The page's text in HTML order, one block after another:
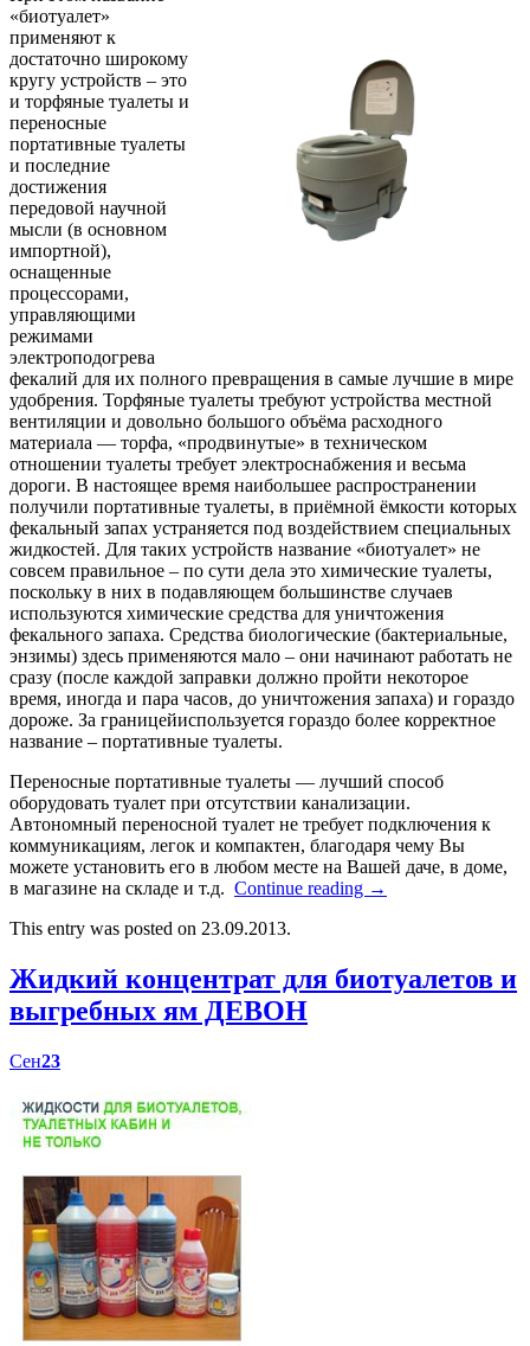
«биотуалет»
применяют к
достаточно широкому
кругу устройств – это
и торфяные туалеты и
переносные
портативные туалеты
и последние
достижения
передовой научной
мысли (в основном
импортной),
оснащенные
процессорами,
управляющими
режимами
электроподогрева
фекалий для их полного превращения в самые лучшие в мире
удобрения. Торфяные туалеты требуют устройства местной
вентиляции и довольно большого объёма расходного
материала — торфа, «продвинутые» в техническом
отношении туалеты требует электроснабжения и весьма
дороги. В настоящее время наибольшее распространении
получили портативные туалеты, в приёмной ёмкости которых
фекальный запах устраняется под воздействием специальных
жидкостей. Для таких устройств название «биотуалет» не
совсем правильное – по сути дела это химические туалеты,
поскольку в них в подавляющем большинстве случаев
используются химические средства для уничтожения
фекального запаха. Средства биологические (бактериальные,
энзимы) здесь применяются мало – они начинают работать не
сразу (после каждой заправки должно пройти некоторое
время, иногда и пара часов, до уничтожения запаха) и гораздо
дороже. За границейиспользуется гораздо более корректное
название – портативные туалеты.
Переносные портативные туалеты — лучший способ
оборудовать туалет при отсутствии канализации.
Автономный переносной туалет не требует подключения к
коммуникациям, легок и компактен, благодаря чему Вы
можете установить его в любом месте на Вашей даче, в доме,
в магазине на складе и т.д. Continue reading →
This entry was posted on 23.09.2013.
Жидкий концентрат для биотуалетов и
выгребных ям ДЕВОН
Сен23